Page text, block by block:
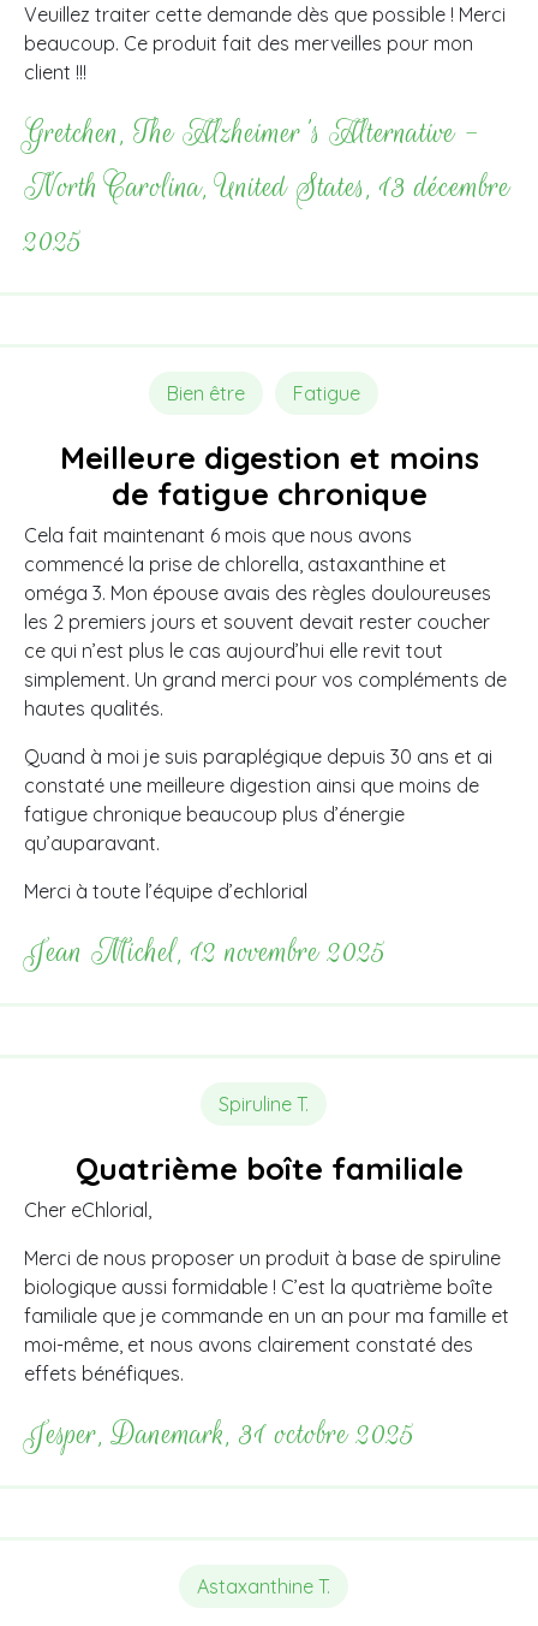
Veuillez traiter cette demande dès que possible ! Merci
beaucoup. Ce produit fait des merveilles pour mon
client !!!
Gretchen, The Alzheimer's Alternative -
North Carolina, United States, 13 décembre
2025
Bien être Fatigue
Meilleure digestion et moins
de fatigue chronique
Cela fait maintenant 6 mois que nous avons
commencé la prise de chlorella, astaxanthine et
oméga 3. Mon épouse avais des règles douloureuses
les 2 premiers jours et souvent devait rester coucher
ce qui n’est plus le cas aujourd’hui elle revit tout
simplement. Un grand merci pour vos compléments de
hautes qualités.
Quand à moi je suis paraplégique depuis 30 ans et ai
constaté une meilleure digestion ainsi que moins de
fatigue chronique beaucoup plus d’énergie
qu’auparavant.
Merci à toute l’équipe d’echlorial
Jean Michel, 12 novembre 2025
Spiruline T.
Quatrième boîte familiale
Cher eChlorial,
Merci de nous proposer un produit à base de spiruline
biologique aussi formidable ! C’est la quatrième boîte
familiale que je commande en un an pour ma famille et
moi-même, et nous avons clairement constaté des
effets bénéfiques.
Jesper, Danemark, 31 octobre 2025
Astaxanthine T.